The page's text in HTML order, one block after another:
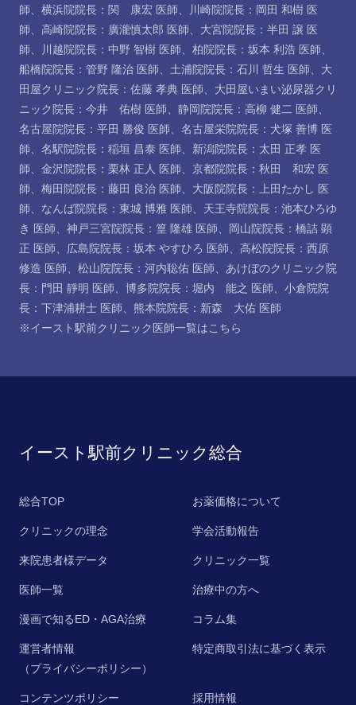
師、 横浜院院長：関 康宏 医師、
川崎院院長：岡田 和樹 医
師、 高崎院院長：廣瀧慎太郎 医師、 大宮院院長：半田 譲 医
師、 川越院院長：中野 智樹 医師、 柏院院長：坂本 利浩 医師、
船橋院院長：管野 隆治 医師、 土浦院院長：石川 哲生 医師、 大
田屋クリニック院長：佐藤 孝典 医師、 大田屋いまい泌尿器クリ
ニック院長：今井 佑樹 医師、 静岡院院長：高柳 健二 医師、
名古屋院院長：平田 勝俊 医師、 名古屋栄院院長：犬塚 善博 医
師、 名駅院院長：稲垣 昌泰 医師、 新潟院院長：太田 正孝 医
師、 金沢院院長：栗林 正人 医師、 京都院院長：秋田 和宏 医
師、 梅田院院長：藤田 良治 医師、 大阪院院長：上田たかし 医
師、 なんば院院長：東城 博雅 医師、 天王寺院院長：池本ひろゆ
き 医師、 神戸三宮院院長：篁 隆雄 医師、
岡山院院長：橋詰 顕
正 医師、 広島院院長：坂本 やすひろ 医師、 高松院院長：西原
修造 医師、 松山院院長：河内聡佑 医師、 あけぼのクリニック院
長：門田 靜明 医師、 博多院院長：堀内 能之 医師、 小倉院院
長：下津浦耕士 医師、 熊本院院長：新森 大佑 医師
※イースト駅前クリニック医師一覧はこちら
イースト駅前クリニック総合
総合TOP お薬価格について
クリニックの理念 学会活動報告
来院患者様データ クリニック一覧
医師一覧 治療中の方へ
漫画で知るED・AGA治療 コラム集
運営者情報
（プライバシーポリシー）
特定商取引法に基づく表示
コンテンツポリシー 採用情報